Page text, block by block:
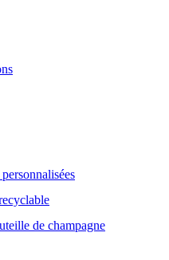
de champagne